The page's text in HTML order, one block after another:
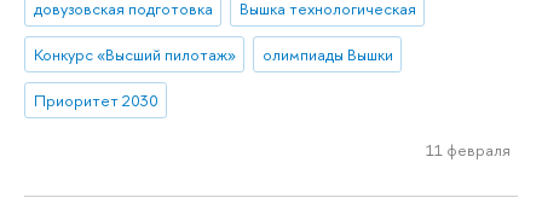
довузовская подготовка Вышка технологическая
Конкурс «Высший пилотаж» олимпиады Вышки
Приоритет 2030
11 февраля